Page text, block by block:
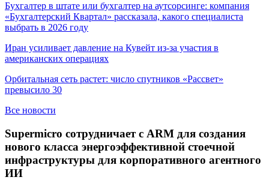
Бухгалтер в штате или бухгалтер на аутсорсинге: компания
«Бухгалтерский Квартал» рассказала, какого специалиста
выбрать в 2026 году
Иран усиливает давление на Кувейт из-за участия в
американских операциях
Орбитальная сеть растет: число спутников «Рассвет»
превысило 30
Все новости
Supermicro сотрудничает с ARM для создания
нового класса энергоэффективной стоечной
инфраструктуры для корпоративного агентного
ИИ